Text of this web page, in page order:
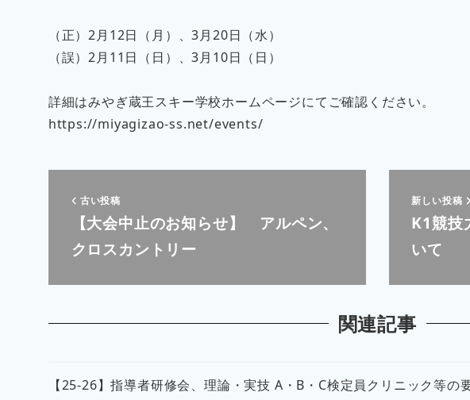
（正）2月12日（月）、3月20日（水）
（誤）2月11日（日）、3月10日（日）
詳細はみやぎ蔵王スキー学校ホームページにてご確認ください。
https://miyagizao-ss.net/events/
古い投稿
【大会中止のお知らせ】 アルペン、
クロスカントリー
新しい投稿
K1競技
いて
関連記事
【25-26】指導者研修会、理論・実技 A・B・C検定員クリニック等の